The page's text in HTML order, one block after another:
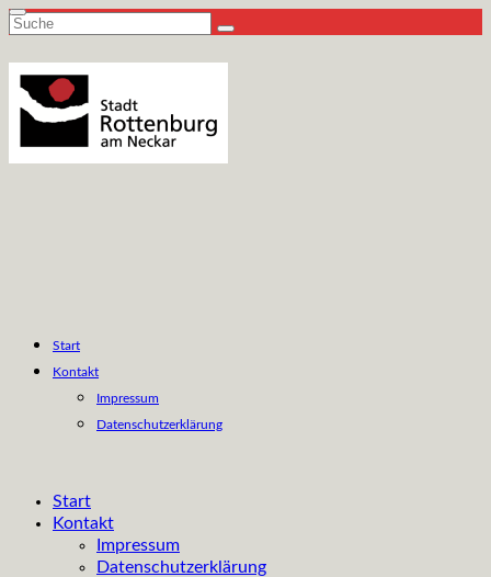
Suche
Start
Kontakt
Impressum
Datenschutzerklärung
Start
Kontakt
Impressum
Datenschutzerklärung